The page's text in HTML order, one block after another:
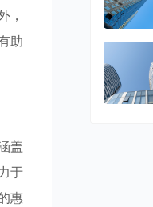
，
助
盖
于
惠